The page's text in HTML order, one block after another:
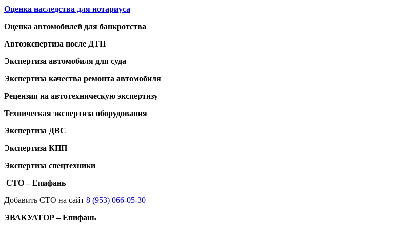
Оценка наследства для нотариуса
Оценка автомобилей для банкротства
Автоэкспертиза после ДТП
Экспертиза автомобиля для суда
Экспертиза качества ремонта автомобиля
Рецензия на автотехническую экспертизу
Техническая экспертиза оборудования
Экспертиза ДВС
Экспертиза КПП
Экспертиза спецтехники
СТО – Епифань
Добавить СТО на сайт 8 (953) 066-05-30
ЭВАКУАТОР – Епифань